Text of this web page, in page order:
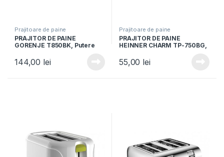
Prajitoare de paine
PRAJITOR DE PAINE
GORENJE T850BK, Putere
niveluri de rumenire, Negru
144,00 lei
Prajitoare de paine
PRAJITOR DE PAINE
HEINNER CHARM TP-750BG,
rumenire, Oprire automata,
Visiniu
55,00 lei